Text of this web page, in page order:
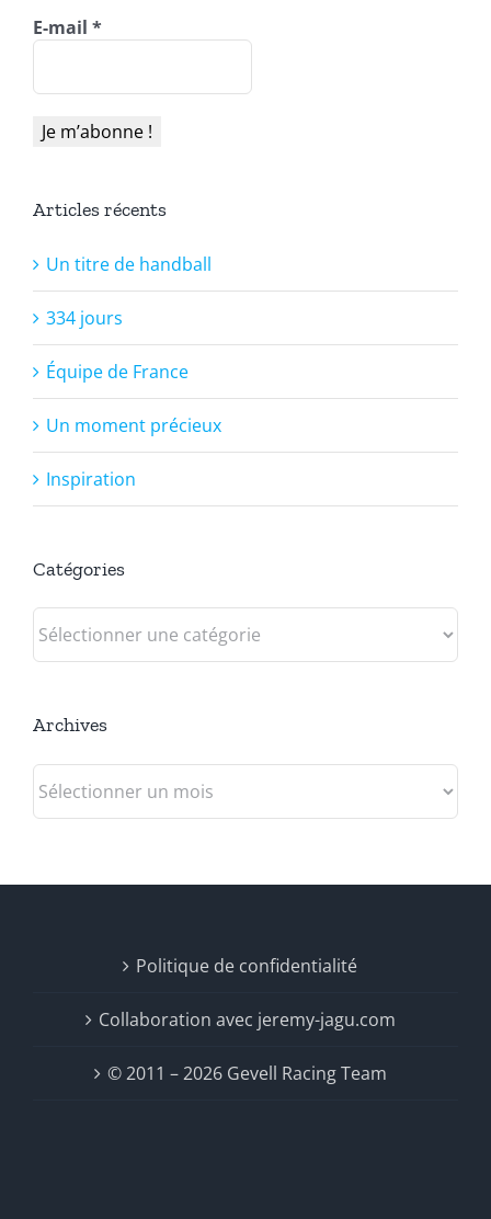
E-mail *
Articles récents
Un titre de handball
334 jours
Équipe de France
Un moment précieux
Inspiration
Catégories
Catégories
Archives
Archives
Politique de confidentialité
Collaboration avec jeremy-jagu.com
© 2011 – 2026 Gevell Racing Team